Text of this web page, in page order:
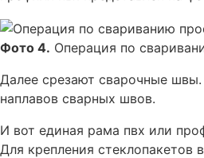
Фото 4. Операция по
Далее срезают сварочные
наплавов сварных швов.
И вот единая рама пвх или
Для крепления